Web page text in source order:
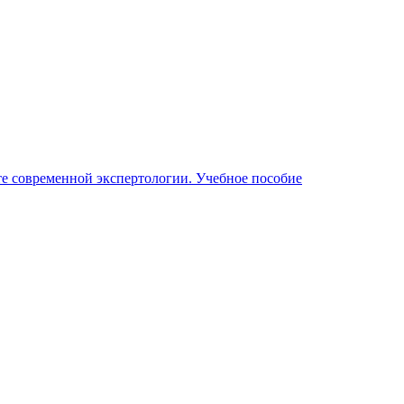
современной экспертологии. Учебное пособие